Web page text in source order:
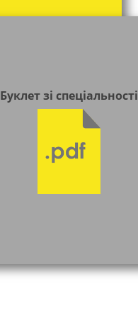
Буклет зі спеціальності